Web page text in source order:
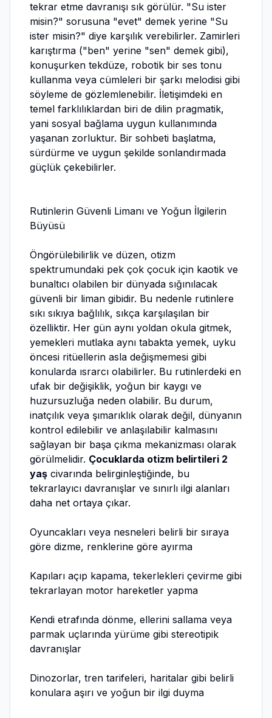
tekrar etme davranışı sık görülür. "Su ister
misin?" sorusuna "evet" demek yerine "Su
ister misin?" diye karşılık verebilirler. Zamirleri
karıştırma ("ben" yerine "sen" demek gibi),
konuşurken tekdüze, robotik bir ses tonu
kullanma veya cümleleri bir şarkı melodisi gibi
söyleme de gözlemlenebilir. İletişimdeki en
temel farklılıklardan biri de dilin pragmatik,
yani sosyal bağlama uygun kullanımında
yaşanan zorluktur. Bir sohbeti başlatma,
sürdürme ve uygun şekilde sonlandırmada
güçlük çekebilirler.
Rutinlerin Güvenli Limanı ve Yoğun İlgilerin
Büyüsü
Öngörülebilirlik ve düzen, otizm
spektrumundaki pek çok çocuk için kaotik ve
bunaltıcı olabilen bir dünyada sığınılacak
güvenli bir liman gibidir. Bu nedenle rutinlere
sıkı sıkıya bağlılık, sıkça karşılaşılan bir
özelliktir. Her gün aynı yoldan okula gitmek,
yemekleri mutlaka aynı tabakta yemek, uyku
öncesi ritüellerin asla değişmemesi gibi
konularda ısrarcı olabilirler. Bu rutinlerdeki en
ufak bir değişiklik, yoğun bir kaygı ve
huzursuzluğa neden olabilir. Bu durum,
inatçılık veya şımarıklık olarak değil, dünyanın
kontrol edilebilir ve anlaşılabilir kalmasını
sağlayan bir başa çıkma mekanizması olarak
görülmelidir. Çocuklarda otizm belirtileri 2
yaş civarında belirginleştiğinde, bu
tekrarlayıcı davranışlar ve sınırlı ilgi alanları
daha net ortaya çıkar.
Oyuncakları veya nesneleri belirli bir sıraya
göre dizme, renklerine göre ayırma
Kapıları açıp kapama, tekerlekleri çevirme gibi
tekrarlayan motor hareketler yapma
Kendi etrafında dönme, ellerini sallama veya
parmak uçlarında yürüme gibi stereotipik
davranışlar
Dinozorlar, tren tarifeleri, haritalar gibi belirli
konulara aşırı ve yoğun bir ilgi duyma